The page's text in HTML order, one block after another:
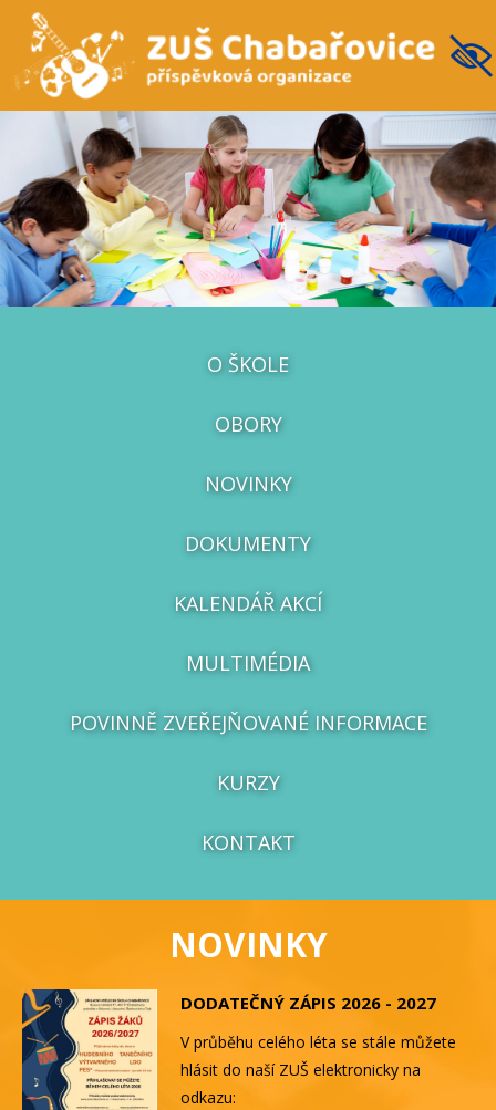
O ŠKOLE
OBORY
NOVINKY
DOKUMENTY
KALENDÁŘ AKCÍ
MULTIMÉDIA
POVINNĚ ZVEŘEJŇOVANÉ INFORMACE
KURZY
KONTAKT
NOVINKY
DODATEČNÝ ZÁPIS 2026 - 2027
V průběhu celého léta se stále můžete
hlásit do naší ZUŠ elektronicky na
odkazu: